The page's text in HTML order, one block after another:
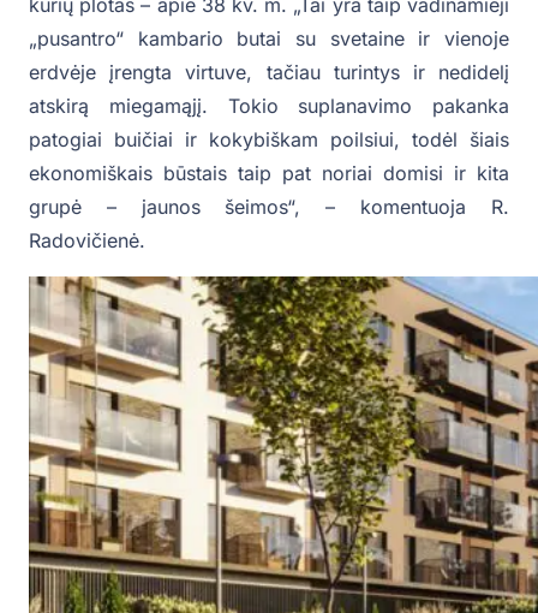
„pusantro“ kambario butai su svetaine ir vienoje
erdvėje įrengta virtuve, tačiau turintys ir nedidelį
atskirą miegamąjį. Tokio suplanavimo pakanka
patogiai buičiai ir kokybiškam poilsiui, todėl šiais
ekonomiškais būstais taip pat noriai domisi ir kita
grupė – jaunos šeimos“, – komentuoja R.
Radovičienė.